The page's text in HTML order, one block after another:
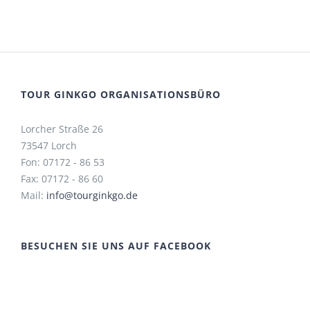
TOUR GINKGO ORGANISATIONSBÜRO
Lorcher Straße 26
73547 Lorch
Fon: 07172 - 86 53
Fax: 07172 - 86 60
Mail: info@tourginkgo.de
BESUCHEN SIE UNS AUF FACEBOOK